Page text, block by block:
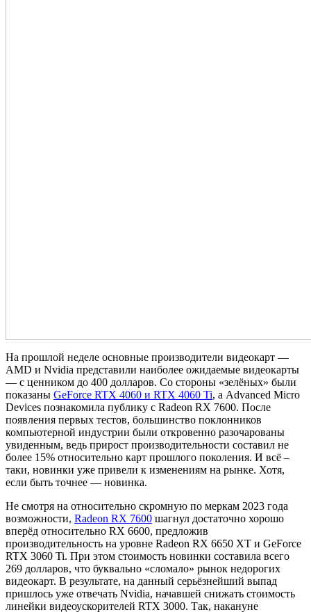
На прошлой неделе основные производители видеокарт —
AMD и Nvidia представили наиболее ожидаемые видеокарты
— с ценником до 400 долларов. Со стороны «зелёных» были
показаны GeForce RTX 4060 и RTX 4060 Ti, а Advanced Micro
Devices познакомила публику с Radeon RX 7600. После
появления первых тестов, большинство поклонников
компьютерной индустрии были откровенно разочарованы
увиденным, ведь прирост производительности составил не
более 15% относительно карт прошлого поколения. И всё –
таки, новинки уже привели к изменениям на рынке. Хотя,
если быть точнее — новинка.
Не смотря на относительно скромную по меркам 2023 года
возможности, Radeon RX 7600 шагнул достаточно хорошо
вперёд относительно RX 6600, предложив
производительность на уровне Radeon RX 6650 XT и GeForce
RTX 3060 Ti. При этом стоимость новинки составила всего
269 долларов, что буквально «сломало» рынок недорогих
видеокарт. В результате, на данный серьёзнейший выпад
пришлось уже отвечать Nvidia, начавшей снижать стоимость
линейки видеоускорителей RTX 3000. Так, накануне